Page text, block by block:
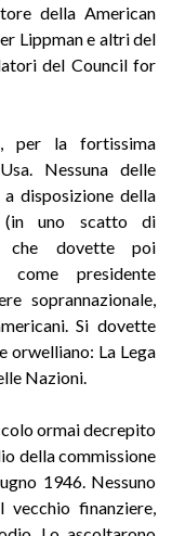
della American
Lippman e altri del
del Council for
per la fortissima
Nessuna delle
disposizione della
(in uno scatto di
che dovette poi
come presidente
soprannazionale,
Si dovette
orwelliano: La Lega
Nazioni.
ormai decrepito
della commissione
1946. Nessuno
finanziere,